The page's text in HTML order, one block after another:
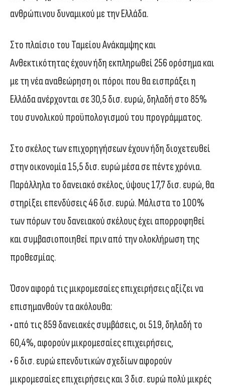
ανθρώπινου δυναμικού με την Ελλάδα.
Στο πλαίσιο του Ταμείου Ανάκαμψης και
Ανθεκτικότητας έχουν ήδη εκπληρωθεί 256 ορόσημα και
με τη νέα αναθεώρηση οι πόροι που θα εισπράξει η
Ελλάδα ανέρχονται σε 30,5 δισ. ευρώ, δηλαδή στο 85%
του συνολικού προϋπολογισμού του προγράμματος.
Στο σκέλος των επιχορηγήσεων έχουν ήδη διοχετευθεί
στην οικονομία 15,5 δισ. ευρώ μέσα σε πέντε χρόνια.
Παράλληλα το δανειακό σκέλος, ύψους 17,7 δισ. ευρώ, θα
στηρίξει επενδύσεις 46 δισ. ευρώ. Μάλιστα το 100%
των πόρων του δανειακού σκέλους έχει απορροφηθεί
και συμβασιοποιηθεί πριν από την ολοκλήρωση της
προθεσμίας.
Όσον αφορά τις μικρομεσαίες επιχειρήσεις αξίζει να
επισημανθούν τα ακόλουθα:
• από τις 859 δανειακές συμβάσεις, οι 519, δηλαδή το
60,4%, αφορούν μικρομεσαίες επιχειρήσεις,
• 6 δισ. ευρώ επενδυτικών σχεδίων αφορούν
μικρομεσαίες επιχειρήσεις και 3 δισ. ευρώ πολύ μικρές